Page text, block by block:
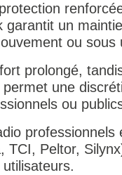
un
ou sous
prolongé,
une
ou
professionnels
Peltor,